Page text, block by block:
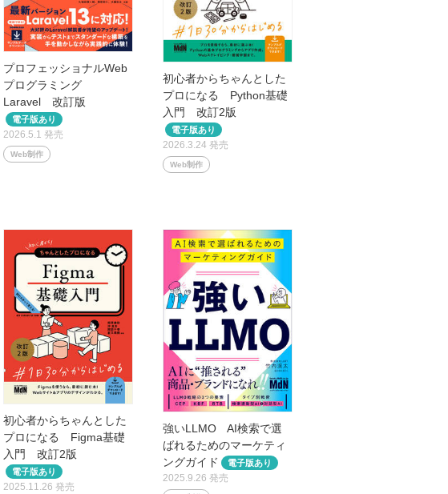
プロフェッショナルWeb
プログラミング
Laravel 改訂版
2026.5.1 発売
Web制作
初心者からちゃんとした
プロになる Python基礎
入門 改訂2版
2026.3.24 発売
Web制作
初心者からちゃんとした
プロになる Figma基礎
入門 改訂2版
2025.11.26 発売
強いLLMO AI検索で選
ばれるためのマーケティ
ングガイド
2025.9.26 発売